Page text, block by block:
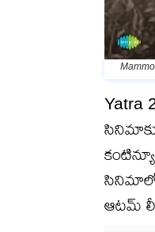
Yatra
సినిమాలో
ఆట‌మ్